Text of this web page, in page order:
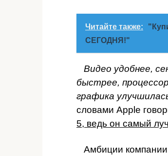
Читайте также:
СЕГОДНЯ!"
Видео удобнее,
быстрее,
графика
словами Apple
5, ведь он самый
Амбиции